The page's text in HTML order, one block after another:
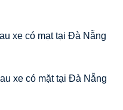
xe có mạt tại Đà Nẵng
xe có mặt tại Đà Nẵng